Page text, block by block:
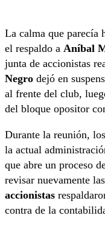
La calma que parecía
el respaldo a Aníbal
junta de accionistas
Negro dejó en
al frente del club,
del bloque opositor
Durante la reunión,
la actual
que abre un proceso
revisar nuevamente
accionistas
contra de la